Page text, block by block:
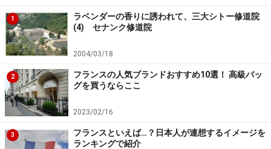
オルフェーヴル通りには、有名スイーツ店もあります。
こちら「ネゲル」は、カテドラル近くに構える「クリス
チャン」とともにストラスブールの二大スイーツ店とし
て確固たる地位を築いています。少々お高めですが、ケ
ーキ類は見た目も美しく芸術品のようなお菓子がたくさ
ん並んでいます。
1
ラベンダーの香りに誘われて、三大シトー修道院
(4) セナンク修道院
2004/03/18
2
フランスの人気ブランドおすすめ10選！ 高級バッ
グを買うならここ
2023/02/16
3
フランスといえば…？日本人が連想するイメージを
ランキングで紹介